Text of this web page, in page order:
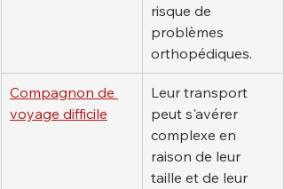
risque de
problèmes
orthopédiques.
Compagnon de
voyage difficile
Leur transport
peut s'avérer
complexe en
raison de leur
taille et de leur